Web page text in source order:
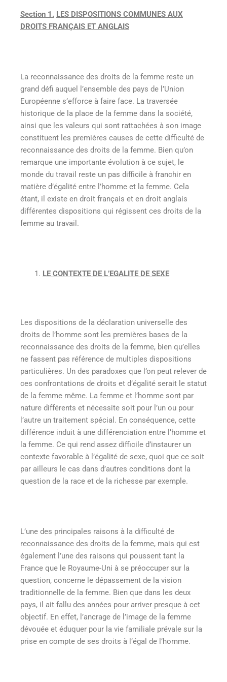
Section 1. LES DISPOSITIONS COMMUNES AUX
DROITS FRANÇAIS ET ANGLAIS
La reconnaissance des droits de la femme reste un
grand défi auquel l’ensemble des pays de l’Union
Européenne s’efforce à faire face. La traversée
historique de la place de la femme dans la société,
ainsi que les valeurs qui sont rattachées à son image
constituent les premières causes de cette difficulté de
reconnaissance des droits de la femme. Bien qu’on
remarque une importante évolution à ce sujet, le
monde du travail reste un pas difficile à franchir en
matière d’égalité entre l’homme et la femme. Cela
étant, il existe en droit français et en droit anglais
différentes dispositions qui régissent ces droits de la
femme au travail.
LE CONTEXTE DE L’EGALITE DE SEXE
Les dispositions de la déclaration universelle des
droits de l’homme sont les premières bases de la
reconnaissance des droits de la femme, bien qu’elles
ne fassent pas référence de multiples dispositions
particulières. Un des paradoxes que l’on peut relever de
ces confrontations de droits et d’égalité serait le statut
de la femme même. La femme et l’homme sont par
nature différents et nécessite soit pour l’un ou pour
l’autre un traitement spécial. En conséquence, cette
différence induit à une différenciation entre l’homme et
la femme. Ce qui rend assez difficile d’instaurer un
contexte favorable à l’égalité de sexe, quoi que ce soit
par ailleurs le cas dans d’autres conditions dont la
question de la race et de la richesse par exemple.
L’une des principales raisons à la difficulté de
reconnaissance des droits de la femme, mais qui est
également l’une des raisons qui poussent tant la
France que le Royaume-Uni à se préoccuper sur la
question, concerne le dépassement de la vision
traditionnelle de la femme. Bien que dans les deux
pays, il ait fallu des années pour arriver presque à cet
objectif. En effet, l’ancrage de l’image de la femme
dévouée et éduquer pour la vie familiale prévale sur la
prise en compte de ses droits à l’égal de l’homme.